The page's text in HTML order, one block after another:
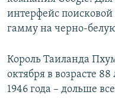
интерфейс
гамму на черно-
Король Таиланда
октября в возрасте
1946 года – дольше